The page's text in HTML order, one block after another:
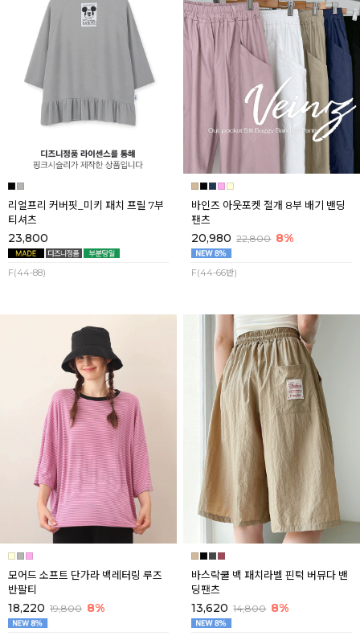
리얼프리 커버핏_미키 패치 프릴 7부
티셔츠
23,800
F(44-88)
바인즈 아웃포켓 절개 8부 배기 밴딩
팬츠
20,980 22,800 8%
F(44-66반)
모어드 소프트 단가라 백레터링 루즈
반팔티
18,220 19,800 8%
바스락쿨 백 패치라벨 핀턱 버뮤다 밴
딩팬츠
13,620 14,800 8%